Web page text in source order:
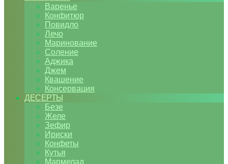
Варенье
Конфитюр
Повидло
Лечо
Маринование
Соление
Аджика
Джем
Квашение
Консервация
ДЕСЕРТЫ
Безе
Желе
Зефир
Ириски
Конфеты
Кутья
Мармелад